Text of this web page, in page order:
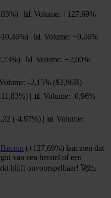
| 📊 Volume: +127,69%
| 📊 Volume: +0,46%
| 📊 Volume: +2,00%
-2,15% ($2,96B)
| 📊 Volume: -0,96%
(-4,97%) | 📊 Volume:
Bitcoin (+127,69%) laat zien dat
van een herstel of een
blijft onvoorspelbaar! 🚀📉